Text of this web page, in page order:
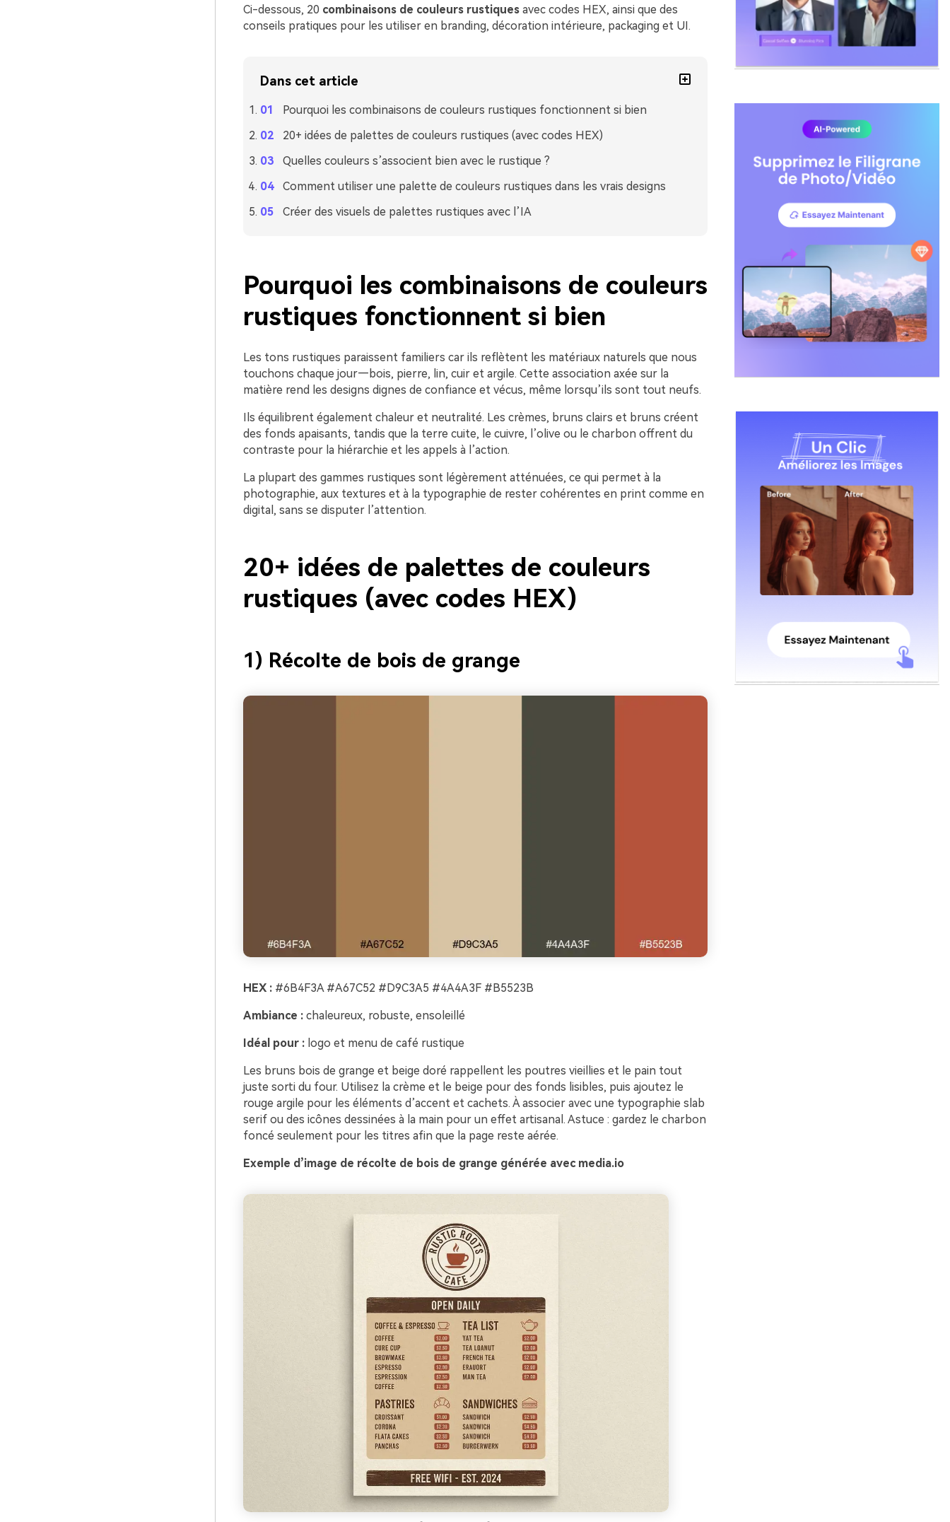
Ci-dessous, 20 combinaisons de couleurs rustiquesavec codes HEX, ainsi que des
conseils pratiques pour les utiliser en branding, décoration intérieure, packaging et UI.
Dans cet article
Pourquoi les combinaisons de couleurs rustiques fonctionnent si bien
20+ idées de palettes de couleurs rustiques (avec codes HEX)
Quelles couleurs s’associent bien avec le rustique ?
Comment utiliser une palette de couleurs rustiques dans les vrais designs
Créer des visuels de palettes rustiques avec l’IA
Pourquoi les combinaisons de couleurs
rustiques fonctionnent si bien
Les tons rustiques paraissent familiers car ils reflètent les matériaux naturels que nous
touchons chaque jour—bois, pierre, lin, cuir et argile. Cette association axée sur la
matière rend les designs dignes de confiance et vécus, même lorsqu’ils sont tout neufs.
Ils équilibrent également chaleur et neutralité. Les crèmes, bruns clairs et bruns créent
des fonds apaisants, tandis que la terre cuite, le cuivre, l’olive ou le charbon offrent du
contraste pour la hiérarchie et les appels à l’action.
La plupart des gammes rustiques sont légèrement atténuées, ce qui permet à la
photographie, aux textures et à la typographie de rester cohérentes en print comme en
digital, sans se disputer l’attention.
20+ idées de palettes de couleurs
rustiques (avec codes HEX)
1) Récolte de bois de grange
HEX :#6B4F3A #A67C52 #D9C3A5 #4A4A3F #B5523B
Ambiance :chaleureux, robuste, ensoleillé
Idéal pour :logo et menu de café rustique
Les bruns bois de grange et beige doré rappellent les poutres vieillies et le pain tout
juste sorti du four. Utilisez la crème et le beige pour des fonds lisibles, puis ajoutez le
rouge argile pour les éléments d’accent et cachets. À associer avec une typographie slab
serif ou des icônes dessinées à la main pour un effet artisanal. Astuce : gardez le charbon
foncé seulement pour les titres afin que la page reste aérée.
Exemple d’image de récolte de bois de grange générée avec media.io